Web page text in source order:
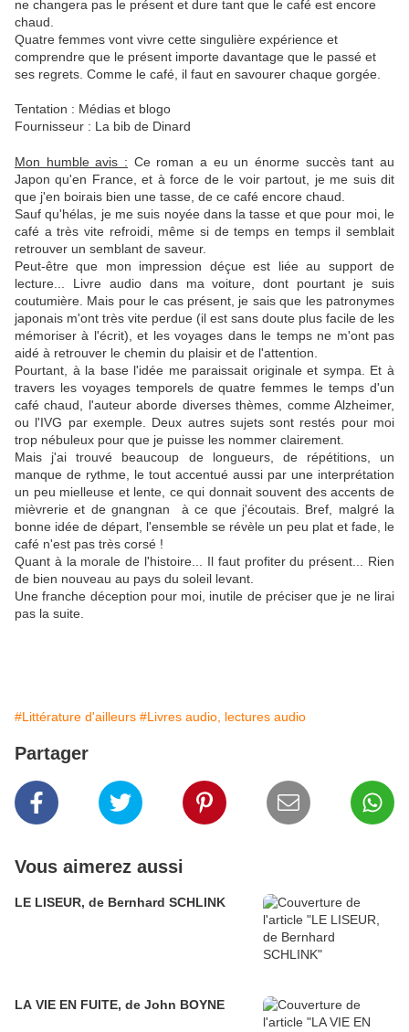
ne changera pas le présent et dure tant que le café est encore
chaud.
Quatre femmes vont vivre cette singulière expérience et
comprendre que le présent importe davantage que le passé et
ses regrets. Comme le café, il faut en savourer chaque gorgée.
Tentation : Médias et blogo
Fournisseur : La bib de Dinard
Mon humble avis : Ce roman a eu un énorme succès tant au
Japon qu'en France, et à force de le voir partout, je me suis dit
que j'en boirais bien une tasse, de ce café encore chaud.
Sauf qu'hélas, je me suis noyée dans la tasse et que pour moi, le
café a très vite refroidi, même si de temps en temps il semblait
retrouver un semblant de saveur.
Peut-être que mon impression déçue est liée au support de
lecture... Livre audio dans ma voiture, dont pourtant je suis
coutumière. Mais pour le cas présent, je sais que les patronymes
japonais m'ont très vite perdue (il est sans doute plus facile de les
mémoriser à l'écrit), et les voyages dans le temps ne m'ont pas
aidé à retrouver le chemin du plaisir et de l'attention.
Pourtant, à la base l'idée me paraissait originale et sympa. Et à
travers les voyages temporels de quatre femmes le temps d'un
café chaud, l'auteur aborde diverses thèmes, comme Alzheimer,
ou l'IVG par exemple. Deux autres sujets sont restés pour moi
trop nébuleux pour que je puisse les nommer clairement.
Mais j'ai trouvé beaucoup de longueurs, de répétitions, un
manque de rythme, le tout accentué aussi par une interprétation
un peu mielleuse et lente, ce qui donnait souvent des accents de
mièvrerie et de gnangnan à ce que j'écoutais. Bref, malgré la
bonne idée de départ, l'ensemble se révèle un peu plat et fade, le
café n'est pas très corsé !
Quant à la morale de l'histoire... Il faut profiter du présent... Rien
de bien nouveau au pays du soleil levant.
Une franche déception pour moi, inutile de préciser que je ne lirai
pas la suite.
#Littérature d'ailleurs #Livres audio, lectures audio
Partager
Vous aimerez aussi
LE LISEUR, de Bernhard SCHLINK
LA VIE EN FUITE, de John BOYNE